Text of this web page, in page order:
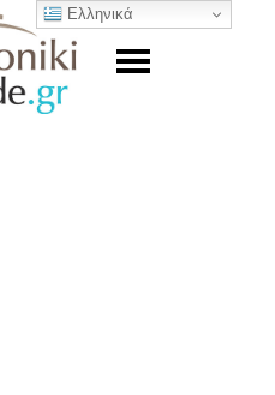
Ελληνικά